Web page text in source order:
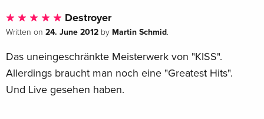
Destroyer
Written on 24. June 2012 by Martin Schmid.
Das uneingeschränkte Meisterwerk von "KISS".
Allerdings braucht man noch eine "Greatest Hits".
Und Live gesehen haben.